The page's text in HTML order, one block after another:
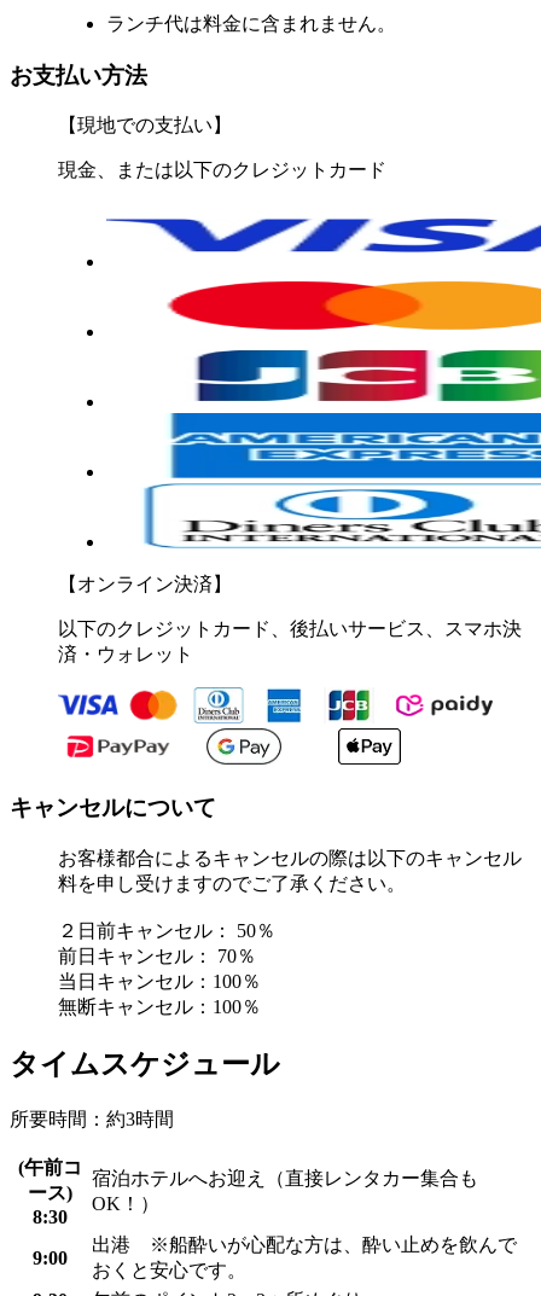
ランチ代は料金に含まれません。
お支払い方法
【現地での支払い】
現金、または以下のクレジットカード
【オンライン決済】
以下のクレジットカード、後払いサービス、スマホ決
済・ウォレット
キャンセルについて
お客様都合によるキャンセルの際は以下のキャンセル
料を申し受けますのでご了承ください。
２日前キャンセル： 50％
前日キャンセル： 70％
当日キャンセル：100％
無断キャンセル：100％
タイムスケジュール
所要時間：約3時間
(午前コ
ース)
8:30
宿泊ホテルへお迎え（直接レンタカー集合も
OK！）
9:00
出港 ※船酔いが心配な方は、酔い止めを飲んで
おくと安心です。